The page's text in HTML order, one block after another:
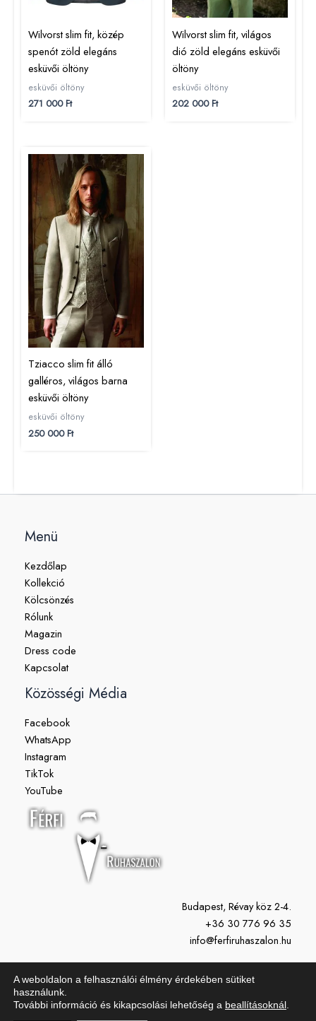
Wilvorst slim fit, közép
spenót zöld elegáns
esküvői öltöny
esküvői öltöny
271 000Ft
Wilvorst slim fit, világos
dió zöld elegáns esküvői
öltöny
esküvői öltöny
202 000Ft
Tziacco slim fit álló
galléros, világos barna
esküvői öltöny
esküvői öltöny
250 000Ft
Menü
Kezdőlap
Kollekció
Kölcsönzés
Rólunk
Magazin
Dress code
Kapcsolat
Közösségi Média
Facebook
WhatsApp
Instagram
TikTok
YouTube
Budapest, Révay köz 2-4.
+36 30 776 96 35
info@ferfiruhaszalon.hu
H-P: 11:00-19:00
Vasárnap: Zárva
A weboldalon a felhasználói élmény érdekében sütiket
használunk.
További információ és kikapcsolási lehetőség a beallításoknál